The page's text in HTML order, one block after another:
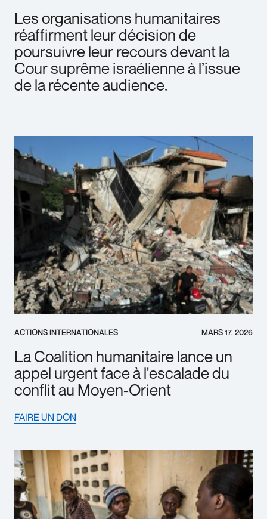
Les organisations humanitaires
réaffirment leur décision de
poursuivre leur recours devant la
Cour suprême israélienne à l’issue
de la récente audience.
ACTIONS INTERNATIONALES MARS 17, 2026
La Coalition humanitaire lance un
appel urgent face à l'escalade du
conflit au Moyen-Orient
FAIRE UN DON